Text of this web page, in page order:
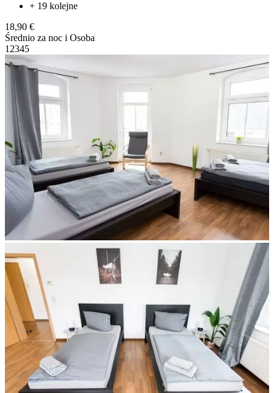
+ 19 kolejne
18,90 €
Średnio za noc i Osoba
1 2345